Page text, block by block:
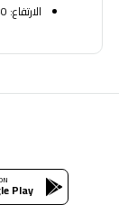
الارتفاع: 80 سم
Play